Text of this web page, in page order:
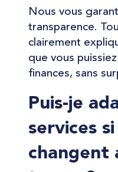
Nous vous
transparence.
clairement
que vous
finances, sans
Puis-je
services
changent